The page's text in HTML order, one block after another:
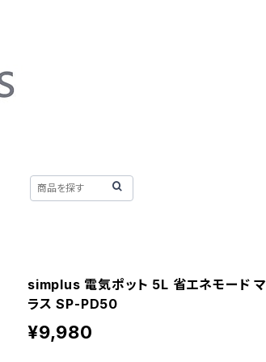
simplus 電気ポット 5L 省エネモード
ラス SP-PD50
¥9,980